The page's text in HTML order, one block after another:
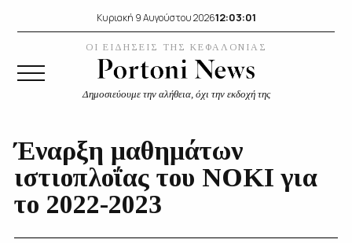
Κυριακή 9 Αυγούστου 202612:03:02
ΟΙ ΕΙΔΗΣΕΙΣ ΤΗΣ ΚΕΦΑΛΟΝΙΑΣ
Δημοσιεύουμε την αλήθεια, όχι την εκδοχή της
Έναρξη μαθημάτων
ιστιοπλοΐας του ΝΟΚΙ για
το 2022-2023